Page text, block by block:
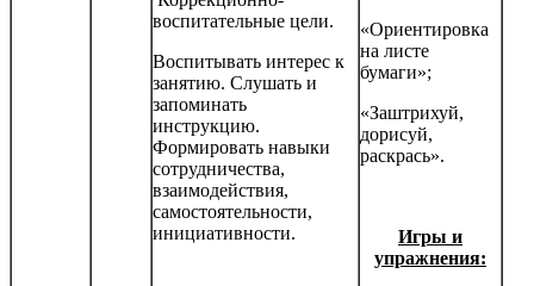
воспитательные цели.
Воспитывать интерес к
занятию. Слушать и
запоминать
инструкцию.
Формировать навыки
сотрудничества,
взаимодействия,
самостоятельности,
инициатив­ности.
«Ориентировка
на листе
бумаги»;
«Заштрихуй,
дорисуй,
раскрась».
Игры и
упражнения: